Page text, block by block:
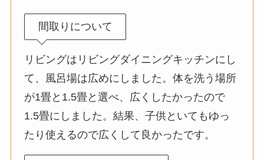
間取りについて
リビングはリビングダイニングキッチンにし
て、風呂場は広めにしました。体を洗う場所
が1畳と1.5畳と選べ、広くしたかったので
1.5畳にしました。結果、子供といてもゆっ
たり使えるので広くして良かったです。